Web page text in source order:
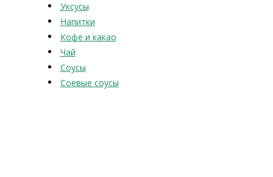
Уксусы
Напитки
Кофе и какао
Чай
Соусы
Соевые соусы